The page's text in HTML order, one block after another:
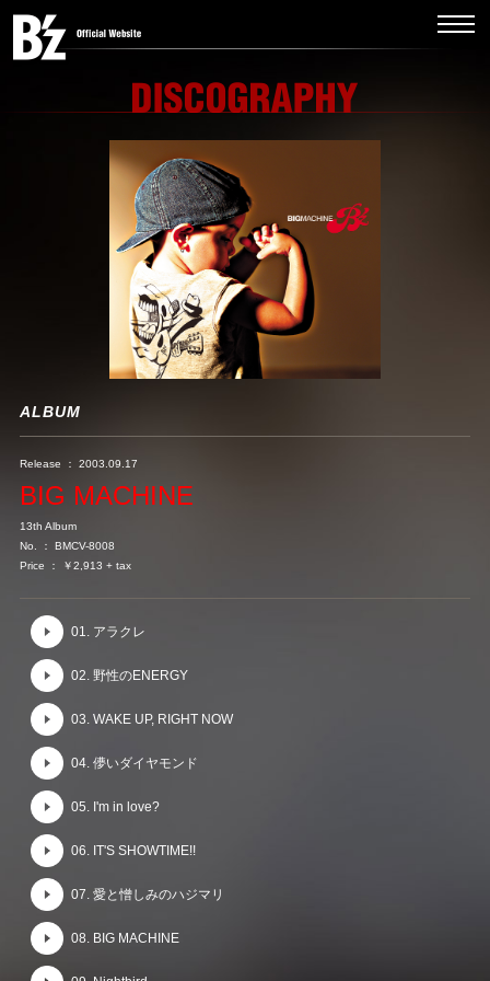
ALBUM
Release ： 2003.09.17
BIG MACHINE
13th Album
No. ： BMCV-8008
Price ： ￥2,913 + tax
01. アラクレ
02. 野性のENERGY
03. WAKE UP, RIGHT NOW
04. 儚いダイヤモンド
05. I'm in love?
06. IT'S SHOWTIME!!
07. 愛と憎しみのハジマリ
08. BIG MACHINE